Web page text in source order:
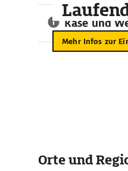
Kinder zugeschnitten
Wasserspaß für die
Morzineein
dem
Genfer See
Dieser Text wurde
Käse und
Mehr Infos zur
Orte und